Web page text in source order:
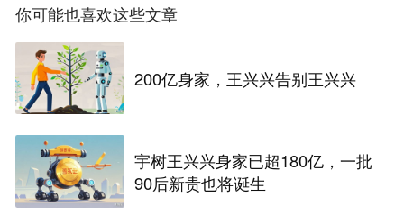
你可能也喜欢这些文章
200亿身家，王兴兴告别王兴兴
宇树王兴兴身家已超180亿，一批
90后新贵也将诞生